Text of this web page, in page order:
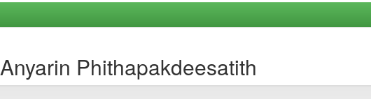
Phithapakdeesatith